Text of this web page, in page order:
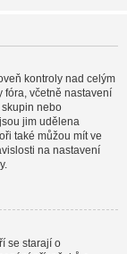
kontroly nad celým
fóra, včetně nastavení
nebo
jim udělena
také můžou mít ve
na nastavení
se starají o